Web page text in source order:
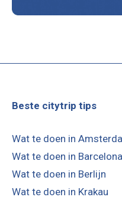
Beste citytrip tips
Wat te doen in
Wat te doen in Barcelona
Wat te doen in Berlijn
Wat te doen in Krakau